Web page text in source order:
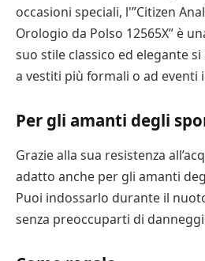
occasioni speciali, l'”Citizen
Orologio da Polso 12565X” è
suo stile classico ed elegante
a vestiti più formali o ad eventi
Per gli amanti degli
Grazie alla sua resistenza
adatto anche per gli amanti
Puoi indossarlo durante il
senza preoccuparti di